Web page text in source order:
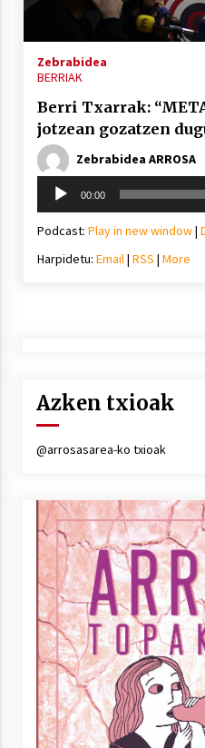
2021/11/
Mahai-
eta
2021/11/
Arrosa
IX.
2021/10/
Segura
2021/07/
Arrosari
Zebrabidea
BERRIAK
Berri Txarrak:
jotzean gozatzen
Zebrabidea ARROSA
Soinu
erreproduzigailua
00:00
Podcast: Play in new window|
Harpidetu: Email| RSS | More
Azken txioak
@arrosasarea-ko txioak